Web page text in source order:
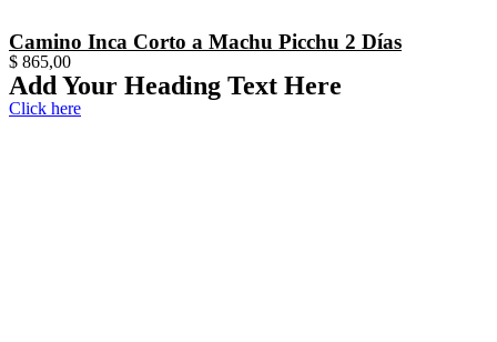
Camino Inca Corto a Machu Picchu 2 Días
$ 865,00
Add Your Heading Text Here
Click here